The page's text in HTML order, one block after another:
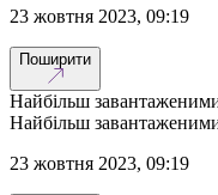
23 жовтня 2023, 09:19
Поширити
Найбільш
Найбільш
23 жовтня 2023, 09:19